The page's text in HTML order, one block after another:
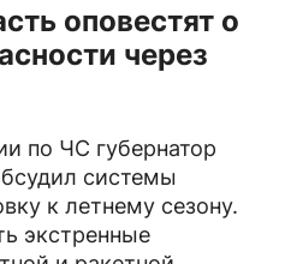
оповестят о
через
по ЧС губернатор
системы
к летнему сезону.
экстренные